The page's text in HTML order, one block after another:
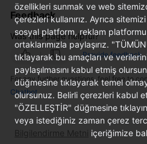
FAQs
Videos
More
Documents
General
Reference
Feedback
Was this page helpful?
Provide feedback
For any further questions, feel free to
Chatbot
özellikleri sunmak ve web
çerezleri kullanırız. Ayrıca
sosyal platform, reklam
ortaklarımızla paylaşırız.
tıklayarak bu amaçları ve
paylaşılmasını kabul etmiş
düğmesine tıklayarak temel
olursunuz. Belirli çerezleri kabul
"ÖZELLEŞTİR" düğmesine
veya istediğiniz zaman çerez
Bilgilendirme Metni içeriğimize